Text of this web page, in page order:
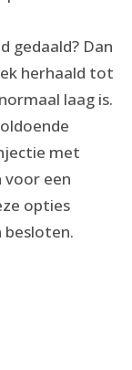
gedaald? Dan
herhaald tot
laag is.
met
een
opties
besloten.